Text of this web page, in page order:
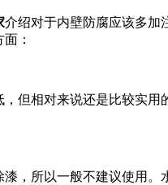
介绍对于内壁防腐应该多加
：
但相对来说还是比较实
，所以一般不建议使用